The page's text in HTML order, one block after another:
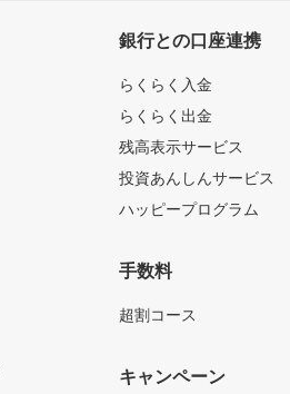
銀行との口座連携
らくらく入金
らくらく出金
残高表示サービス
投資あんしんサービス
ハッピープログラム
手数料
超割コース
キャンペーン